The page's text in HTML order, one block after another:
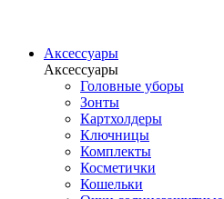
Аксессуары
Аксессуары
Головные уборы
Зонты
Картхолдеры
Ключницы
Комплекты
Косметички
Кошельки